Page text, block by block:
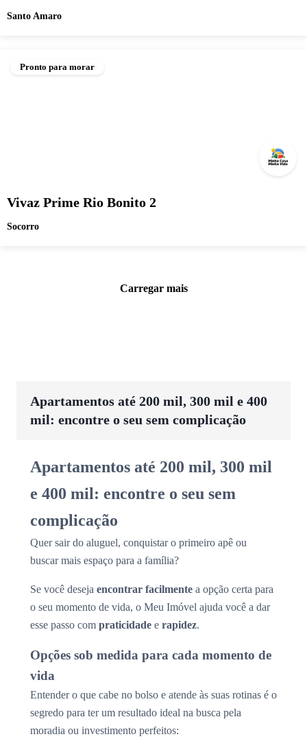
Santo Amaro
Pronto para morar
Vivaz Prime Rio Bonito 2
Socorro
Carregar mais
Apartamentos até 200 mil, 300 mil e 400
mil: encontre o seu sem complicação
Apartamentos até 200 mil, 300 mil
e 400 mil: encontre o seu sem
complicação
Quer sair do aluguel, conquistar o primeiro apê ou
buscar mais espaço para a família?
Se você deseja encontrar facilmente a opção certa para
o seu momento de vida, o Meu Imóvel ajuda você a dar
esse passo com praticidade e rapidez.
Opções sob medida para cada momento de
vida
Entender o que cabe no bolso e atende às suas rotinas é o
segredo para ter um resultado ideal na busca pela
moradia ou investimento perfeitos: